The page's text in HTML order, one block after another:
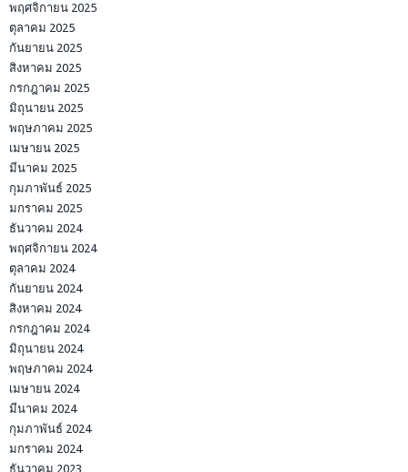
พฤศจิกายน 2025
ตุลาคม 2025
กันยายน 2025
สิงหาคม 2025
กรกฎาคม 2025
มิถุนายน 2025
พฤษภาคม 2025
เมษายน 2025
มีนาคม 2025
กุมภาพันธ์ 2025
มกราคม 2025
ธันวาคม 2024
พฤศจิกายน 2024
ตุลาคม 2024
กันยายน 2024
สิงหาคม 2024
กรกฎาคม 2024
มิถุนายน 2024
พฤษภาคม 2024
เมษายน 2024
มีนาคม 2024
กุมภาพันธ์ 2024
มกราคม 2024
ธันวาคม 2023